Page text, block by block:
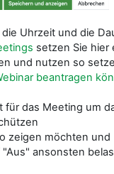
die Uhrzeit und die
setzen Sie hier
und nutzen so
beantragen
für das Meeting um
zeigen möchten
ansonsten